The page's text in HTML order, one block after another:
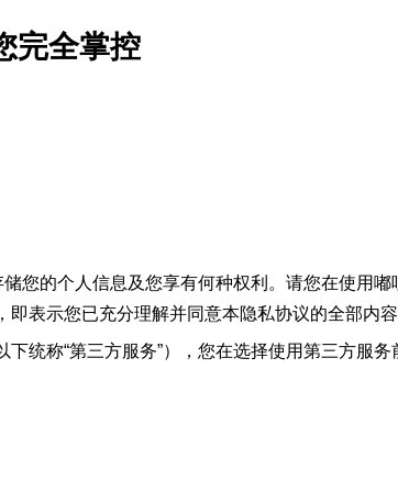
完全掌控
您的个人信息及您享有何种权利。请您在使用嘟
表示您已充分理解并同意本隐私协议的全部内容
统称“第三方服务”），您在选择使用第三方服务